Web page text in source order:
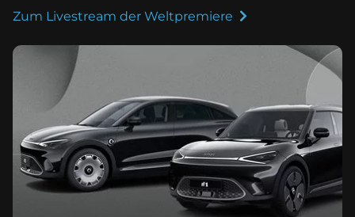
Zum Livestream der Weltpremiere